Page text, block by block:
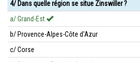
4/ Dans quelle région se situe Zinswiller ?
a/ Grand-Est
b/ Provence-Alpes-Côte d'Azur
c/ Corse